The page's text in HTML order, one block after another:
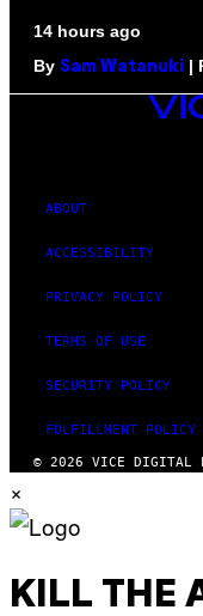
14 hours ago
By Sam Watanuki |
VICE
MEDIA
ABOUT
ACCESSIBILITY
PRIVACY POLICY
TERMS OF USE
SECURITY POLICY
FULFILLMENT POLICY
© 2026 VICE DIGITAL
×
KILL THE